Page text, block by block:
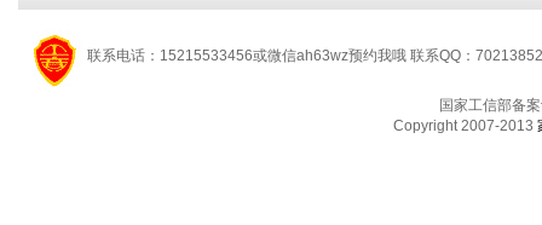
联系电话：15215533456或微信ah63wz预约我哦 联系QQ：
国家工信部备
Copyright 2007-2013